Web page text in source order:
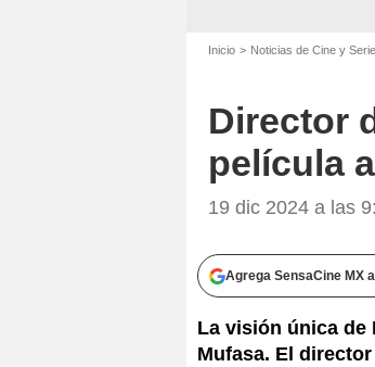
Inicio Noticias de Cine y
Director
película
19 dic 2024 a las
Agrega SensaCine MX
La visión única de
Mufasa. El